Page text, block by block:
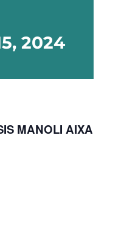
2024
MANOLI AIXA